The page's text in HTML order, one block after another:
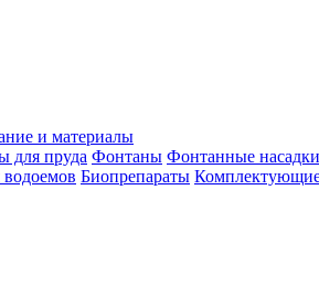
и материалы
для пруда Фонтаны Фонтанные насадки
Биопрепараты